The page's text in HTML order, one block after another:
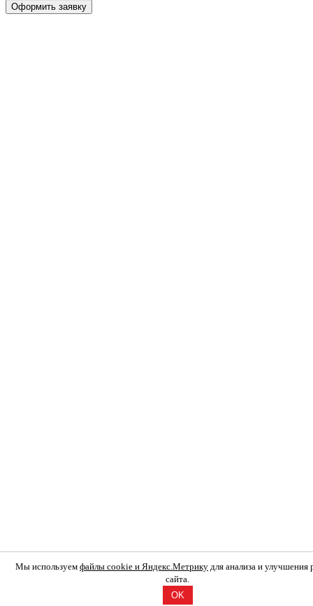
Мы используем файлы cookie и Яндекс.Метрику для анализа и улучшения
сайта.
OK